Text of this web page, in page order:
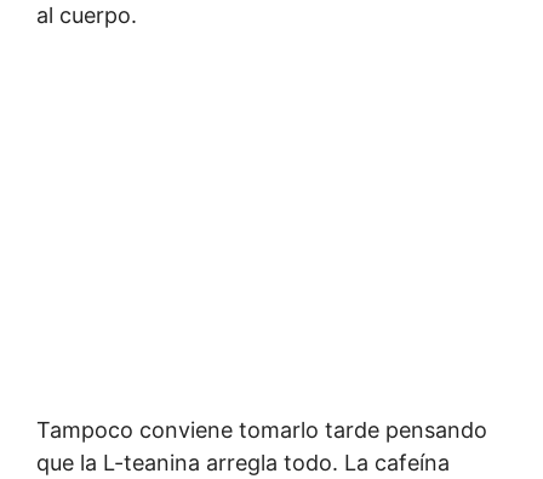
al cuerpo.
Tampoco conviene tomarlo tarde pensando
que la L-teanina arregla todo. La cafeína